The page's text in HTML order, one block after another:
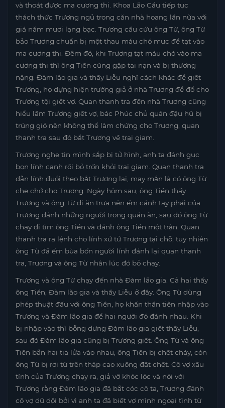
và thoát được ma cương thi. Khoa Lão Cẩu tiếp tục
thách thức Trương ngủ trong căn nhà hoang lần nữa với
giá năm mươi lạng bạc. Trương cầu cứu ông Từ, ông Từ
bảo Trương chuẩn bị một thau máu chó mực để tạt vào
ma cương thi. Đêm đó, khi Trương tạt máu chó vào ma
cương thi thì ông Tiền cũng gặp tai nạn và bị thương
nặng. Đàm lão gia và thầy Liễu nghĩ cách khác để giết
Trương, họ dựng hiện trường giả ở nhà Trương để đổ cho
Trương tội giết vợ. Quan thanh tra đến nhà Trương cũng
hiểu lầm Trương giết vợ, bác Phúc chủ quán đậu hũ bị
trúng gió nên không thể làm chứng cho Trương, quan
thanh tra sau đó bắt Trương về trại giam.
Trương nghe tin mình sắp bị tử hình, anh ta đánh gục
bọn lính canh rồi bỏ trốn khỏi trại giam. Quan thanh tra
dẫn lính đuổi theo bắt Trương lại, may mắn là có ông Từ
che chở cho Trương. Ngày hôm sau, ông Tiền thấy
Trương và ông Từ đi ăn trưa nên ếm cánh tay phải của
Trương đánh những người trong quán ăn, sau đó ông Từ
chạy đi tìm ông Tiền và đánh ông Tiền một trận. Quan
thanh tra ra lệnh cho lính xử tử Trương tại chỗ, tuy nhiên
ông Từ đã ếm bùa bốn người lính đánh lại quan thanh
tra, Trương và ông Từ nhân lúc đó bỏ chạy.
Trương và ông Từ chạy đến nhà Đàm lão gia. Cả hai thấy
ông Tiền, Đàm lão gia và thầy Liễu ở đây. Ông Từ dùng
phép thuật đấu với ông Tiền, họ khấn thần tiên nhập vào
Trương và Đàm lão gia để hai người đó đánh nhau. Khi
bị nhập vào thì bỗng dưng Đàm lão gia giết thầy Liễu,
sau đó Đàm lão gia cũng bị Trương giết. Ông Từ và ông
Tiền bắn hai tia lửa vào nhau, ông Tiền bị chết cháy, còn
ông Từ bị rơi từ trên tháp cao xuống đất chết. Cô vợ xấu
tính của Trương chạy ra, giả vờ khóc lóc và nói với
Trương rằng Đàm lão gia đã bắt cóc cô ta, Trương đánh
cô vợ dữ dội bởi vì anh ta đã biết vợ mình ngoại tình từ